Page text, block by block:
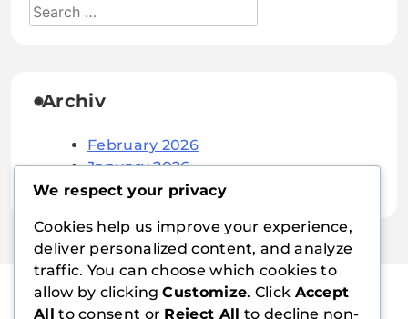
Archiv
February 2026
January 2026
We respect your privacy
Cookies help us improve your experience,
deliver personalized content, and analyze
traffic. You can choose which cookies to
allow by clickingCustomize. Click Accept
All to consent or Reject All to decline non-